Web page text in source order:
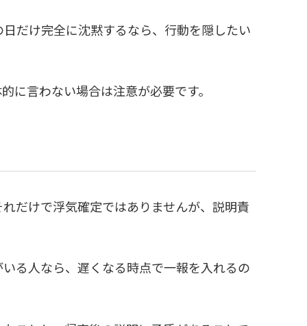
だけ完全に沈黙するなら、行動を隠したい
に言わない場合は注意が必要です。
だけで浮気確定ではありませんが、説明責
る人なら、遅くなる時点で一報を入れるの